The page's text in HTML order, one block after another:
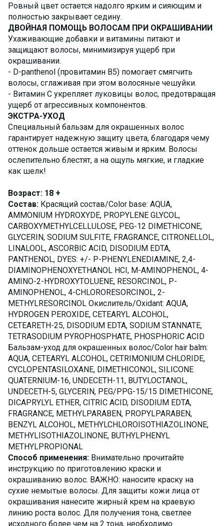
Ровный цвет остается надолго ярким и сияющим и
полностью закрывает седину.
ДВОЙНАЯ ПОМОЩЬ ВОЛОСАМ ПРИ ОКРАШИВАНИИ
Ухаживающие добавки и витамины питают и
защищают волосы, минимизируя ущерб при
окрашивании.
- D-panthenol (провитамин В5) помогает смягчить
волосы, сглаживая при этом волосяные чешуйки.
- Витамин С укрепляет луковицы волос, предотвращая
ущерб от агрессивных компонентов.
ЭКСТРА-УХОД
Специальный бальзам для окрашенных волос
гарантирует надежную защиту цвета, благодаря чему
оттенок дольше остается живым и ярким. Волосы
ослепительно блестят, а на ощупь мягкие, и гладкие
как шелк!
Возраст: 18 +
Состав: Красящий состав/Color base: AQUA,
AMMONIUM HYDROXYDE, PROPYLENE GLYCOL,
CARBOXYMETHYLCELLULOSE, PEG-12 DIMETHICONE,
GLYCERIN, SODIUM SULFITE, FRAGRANCE, CITRONELLOL,
LINALOOL, ASCORBIC ACID, DISODIUM EDTA,
PANTHENOL, DYES: +/- P-PHENYLENEDIAMINE, 2,4-
DIAMINOPHENOXYETHANOL HCI, M-AMINOPHENOL, 4-
AMINO-2-HYDROXYTOLUENE, RESORCINOL, P-
AMINOPHENOL, 4-CHLORORESORCINOL, 2-
METHYLRESORCINOL Окислитель/Oxidant: AQUA,
HYDROGEN PEROXIDE, CETEARYL ALCOHOL,
CETEARETH-25, DISODIUM EDTA, SODIUM STANNATE,
TETRASODIUM PYROPHOSPHATE, PHOSPHORIC ACID
Бальзам-уход для окрашенных волос/Color hair balm:
AQUA, CETEARYL ALCOHOL, CETRIMONIUM CHLORIDE,
CYCLOPENTASILOXANE, DIMETHICONOL, SILICONE
QUATERNIUM-16, UNDECETH-11, BUTYLOCTANOL,
UNDECETH-5, GLYCERIN, PEG/PPG-15/15 DIMETHICONE,
DICAPRYLYL ETHER, CITRIC ACID, DISODIUM EDTA,
FRAGRANCE, METHYLPARABEN, PROPYLPARABEN,
BENZYL ALCOHOL, METHYLCHLOROISOTHIAZOLINONE,
METHYLISOTHIAZOLINONE, BUTHYLPHENYL
METHYLPROPIONAL
Способ применения: Внимательно прочитайте
инструкцию по приготовлению краски и
окрашиванию волос. ВАЖНО: наносите краску на
сухие немытые волосы. Для защиты кожи лица от
окрашивания нанесите жирный крем на краевую
линию роста волос. Для получения тона, светлее
исходного более чем на 2 тона, необходимо